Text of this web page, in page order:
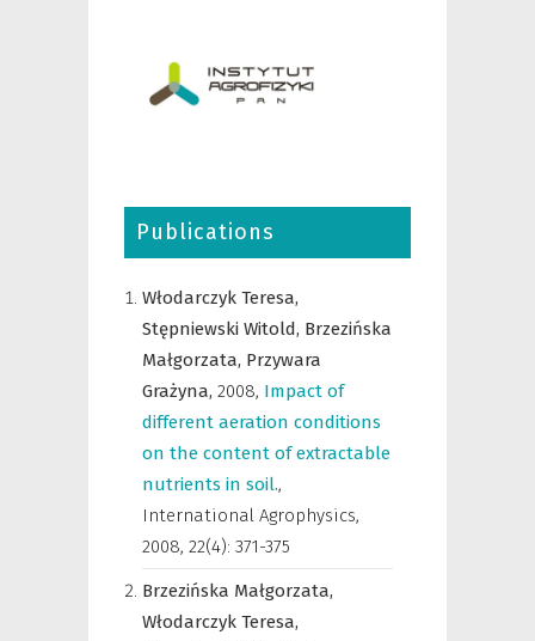
Publications
Włodarczyk Teresa,
Stępniewski Witold, Brzezińska
Małgorzata, Przywara
Grażyna, 2008, Impact of
different aeration conditions
on the content of extractable
nutrients in soil.,
International Agrophysics,
2008, 22(4): 371-375
Brzezińska Małgorzata,
Włodarczyk Teresa,